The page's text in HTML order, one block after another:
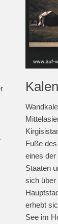
Fuße
eines
Staaten
sich über
erhebt
See im